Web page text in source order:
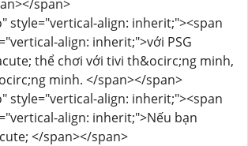
span>
style="vertical-align: inherit;"><span
align: inherit;">với PSG
thể chơi với tivi th&ocirc;ng minh,
minh. </span></span>
style="vertical-align: inherit;"><span
align: inherit;">Nếu bạn
</span></span>